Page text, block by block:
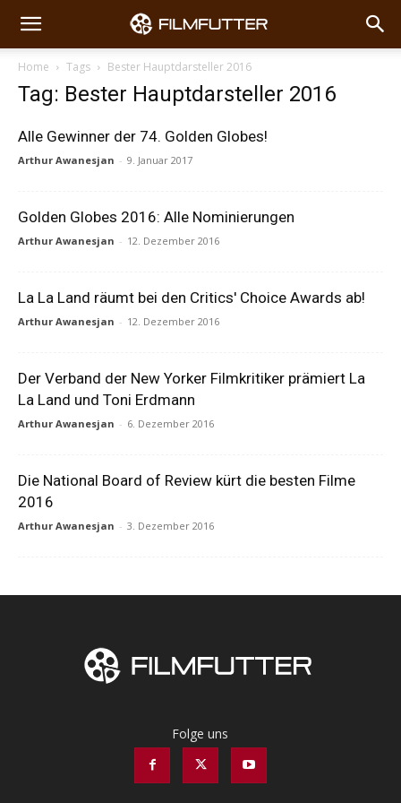
Home Tags Bester Hauptdarsteller 2016
Tag: Bester Hauptdarsteller 2016
Alle Gewinner der 74. Golden Globes!
Arthur Awanesjan - 9. Januar 2017
Golden Globes 2016: Alle Nominierungen
Arthur Awanesjan - 12. Dezember 2016
La La Land räumt bei den Critics' Choice Awards ab!
Arthur Awanesjan - 12. Dezember 2016
Der Verband der New Yorker Filmkritiker prämiert La
La Land und Toni Erdmann
Arthur Awanesjan - 6. Dezember 2016
Die National Board of Review kürt die besten Filme
2016
Arthur Awanesjan - 3. Dezember 2016
Folge uns